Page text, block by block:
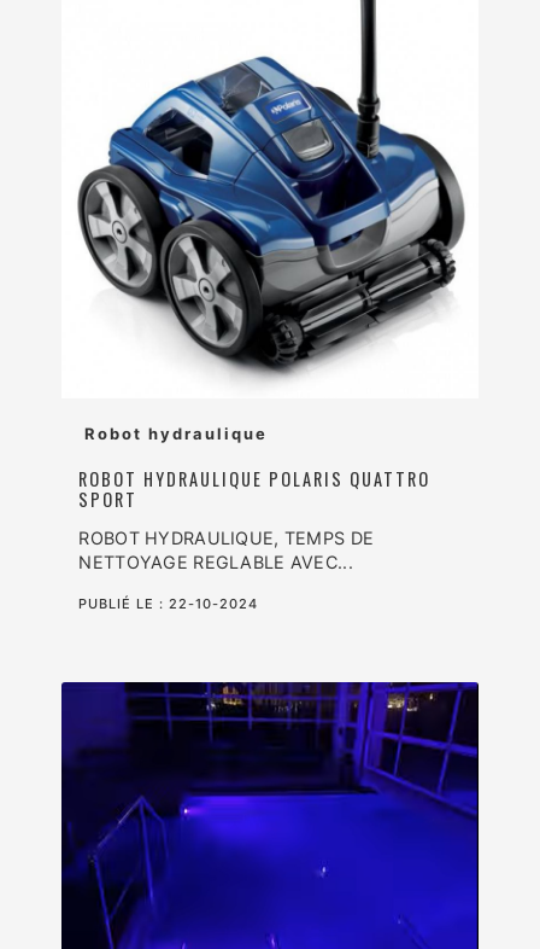
Robot hydraulique
ROBOT HYDRAULIQUE POLARIS QUATTRO
SPORT
ROBOT HYDRAULIQUE, TEMPS DE
NETTOYAGE REGLABLE AVEC...
PUBLIÉ LE :22-10-2024